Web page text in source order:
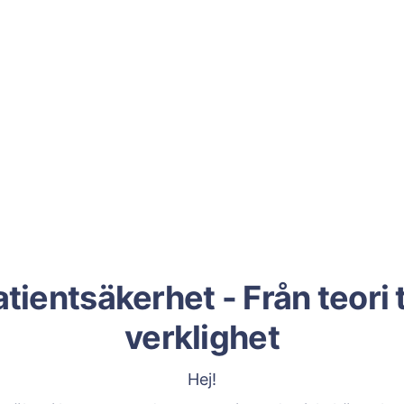
- Från teori
verklighet
Hej!